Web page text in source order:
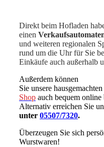
Direkt beim Hofladen
einen
und weiteren regionalen
rund um die Uhr für Sie
Einkäufe auch außerhalb
Außerdem können
Sie unsere
Shopauch bequem online
Alternativ erreichen Sie
unter 05507/7320.
Überzeugen Sie sich
Wurstwaren!